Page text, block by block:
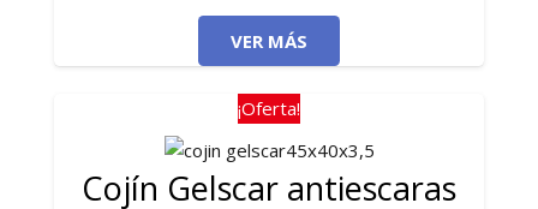
precio
original
era:
99,00€.
precio
actual
es:
80,00€.
VER MÁS
¡Oferta!
Cojín Gelscar antiescaras